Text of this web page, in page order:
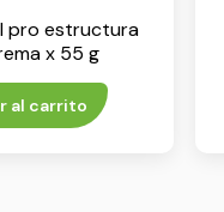
pro estructura
x 55 g
al carrito